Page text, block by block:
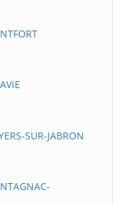
SUR-JABRON